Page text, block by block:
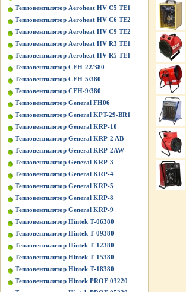
Тепловентилятор Aeroheat HV C5 TE1
Тепловентилятор Aeroheat HV C6 TE2
Тепловентилятор Aeroheat HV C9 TE2
Тепловентилятор Aeroheat HV R3 TE1
Тепловентилятор Aeroheat HV R5 TE1
Тепловентилятор CFH-22/380
Тепловентилятор CFH-5/380
Тепловентилятор CFH-9/380
Тепловентилятор General FH06
Тепловентилятор General KPT-29-BR1
Тепловентилятор General KRP-10
Тепловентилятор General KRP-2 AB
Тепловентилятор General KRP-2AW
Тепловентилятор General KRP-3
Тепловентилятор General KRP-4
Тепловентилятор General KRP-5
Тепловентилятор General KRP-8
Тепловентилятор General KRP-9
Тепловентилятор Hintek Т-06380
Тепловентилятор Hintek Т-09380
Тепловентилятор Hintek Т-12380
Тепловентилятор Hintek Т-15380
Тепловентилятор Hintek Т-18380
Тепловентилятор Hintek PROF 03220